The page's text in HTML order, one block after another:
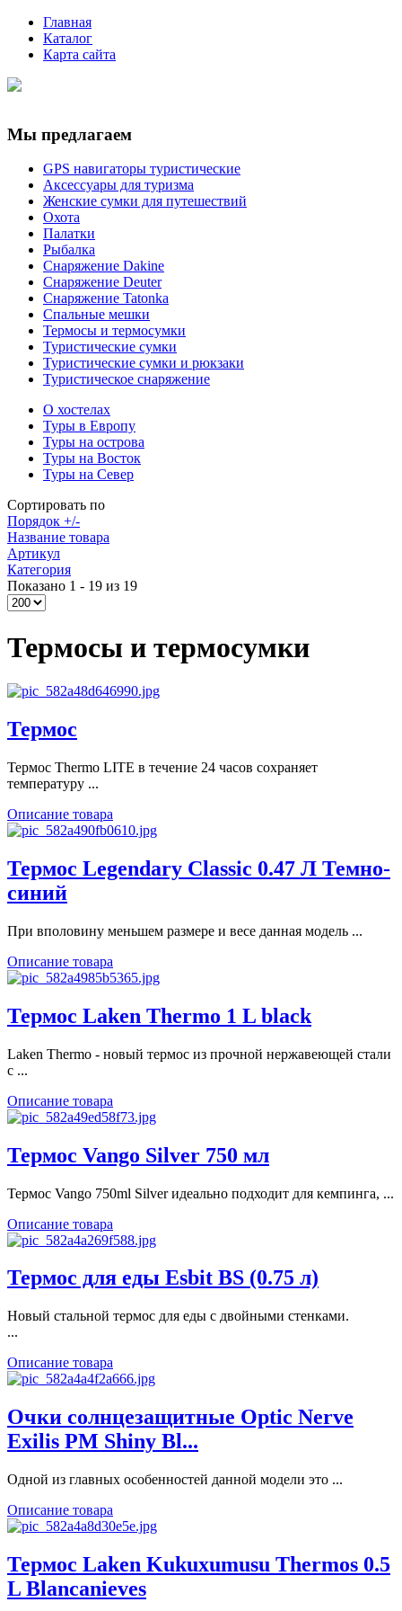
Главная
Каталог
Карта сайта
Мы предлагаем
GPS навигаторы туристические
Аксессуары для туризма
Женские сумки для путешествий
Охота
Палатки
Рыбалка
Снаряжение Dakine
Снаряжение Deuter
Снаряжение Tatonka
Спальные мешки
Термосы и термосумки
Туристические сумки
Туристические сумки и рюкзаки
Туристическое снаряжение
О хостелах
Туры в Европу
Туры на острова
Туры на Восток
Туры на Север
Сортировать по
Порядок +/-
Название товара
Артикул
Категория
Показано 1 - 19 из 19
Термосы и термосумки
Термос
Термос Thermo LITE в течение 24 часов сохраняет
температуру ...
Описание товара
Термос Legendary Classic 0.47 Л Темно-
синий
При вполовину меньшем размере и весе данная модель ...
Описание товара
Термос Laken Thermo 1 L black
Laken Thermo - новый термос из прочной нержавеющей стали
с ...
Описание товара
Термос Vango Silver 750 мл
Термос Vango 750ml Silver идеально подходит для кемпинга, ...
Описание товара
Термос для еды Esbit BS (0.75 л)
Новый стальной термос для еды с двойными стенками.
...
Описание товара
Очки солнцезащитные Optic Nerve
Exilis PM Shiny Bl...
Одной из главных особенностей данной модели это ...
Описание товара
Термос Laken Kukuxumusu Thermos 0.5
L Blancanieves